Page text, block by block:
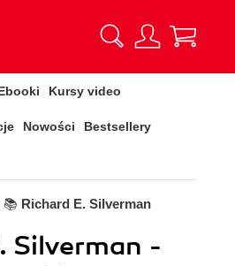
Kursy video
Nowości Bestsellery
📚 Richard E. Silverman
Silverman -